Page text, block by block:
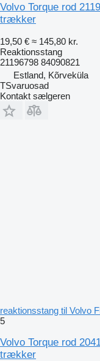
Volvo Torque rod
trækker
19,50 € ≈ 145,80 kr.
Reaktionsstang
21196798 84090821
Estland, Kõrveküla
TSvaruosad
Kontakt sælgeren
reaktionsstang til Volvo
5
Volvo Torque rod
trækker